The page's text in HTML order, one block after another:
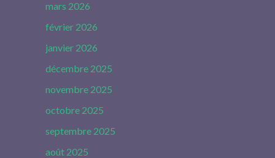
mars 2026
février 2026
janvier 2026
décembre 2025
novembre 2025
octobre 2025
septembre 2025
août 2025